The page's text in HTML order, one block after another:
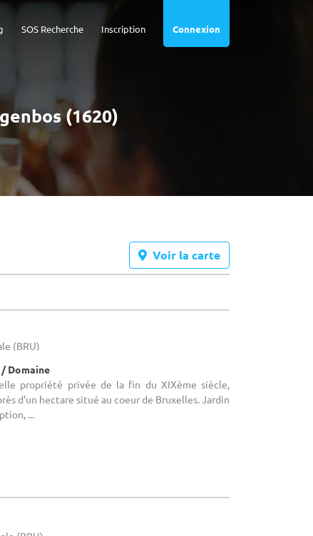
Connexion
Inscription
SOS Recherche
(1620)
Voir la carte
(BRU)
Domaine
propriété privée de la fin du XIXème siècle,
d'un hectare situé au coeur de Bruxelles. Jardin
...